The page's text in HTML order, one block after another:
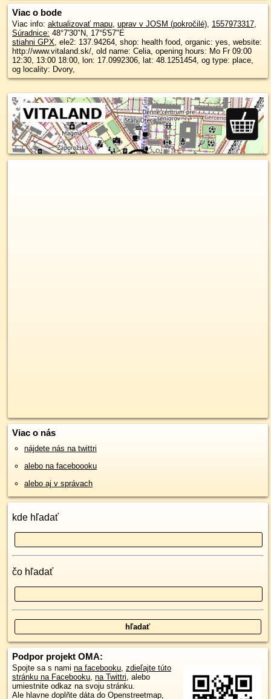
Viac o bode
Viac info: aktualizovať mapu, uprav v JOSM (pokročilé), 1557973317,
Súradnice: 48°7'30"N, 17°5'57"E
stiahni GPX, ele2: 137.94264, shop: health food, organic: yes, website:
http://www.vitaland.sk/, old name: Celia, opening hours: Mo Fr 09:00
12:30, 13:00 18:00, lon: 17.0992306, lat: 48.1251454, og type: place,
og locality: Dvory,
Viac o nás
nájdete nás na twittri
alebo na faceboooku
alebo aj v správach
kde hľadať
čo hľadať
Podpor projekt OMA:
Spojte sa s nami na facebooku, zdieľajte túto
stránku na Facebooku, na Twittri, alebo
umiestnite odkaz na svoju stránku.
Ale hlavne doplňte dáta do Openstreetmap,